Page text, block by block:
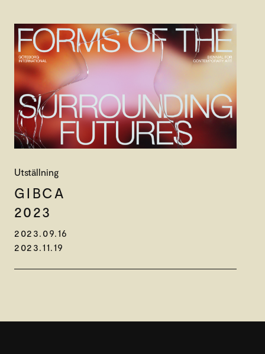
Utställning
GIBCA
2023
2023.09.16
2023.11.19